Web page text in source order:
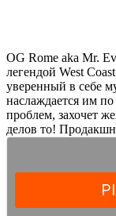
OG Rome aka Mr.
легендой West Coast
уверенный в себе
наслаждается им
проблем, захочет
делов то!